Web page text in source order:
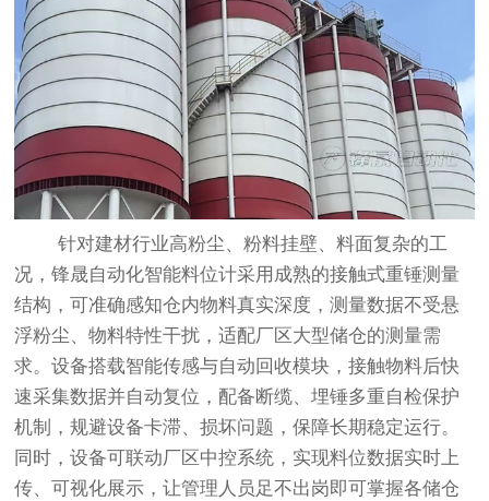
针对建材行业高粉尘、粉料挂壁、料面复杂的工
况，锋晟自动化智能料位计采用成熟的接触式重锤测量
结构，可准确感知仓内物料真实深度，测量数据不受悬
浮粉尘、物料特性干扰，适配厂区大型储仓的测量需
求。设备搭载智能传感与自动回收模块，接触物料后快
速采集数据并自动复位，配备断缆、埋锤多重自检保护
机制，规避设备卡滞、损坏问题，保障长期稳定运行。
同时，设备可联动厂区中控系统，实现料位数据实时上
传、可视化展示，让管理人员足不出岗即可掌握各储仓